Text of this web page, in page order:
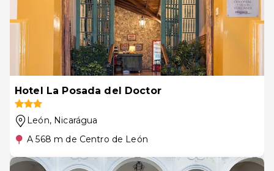
Hotel La Posada del Doctor
León, Nicarágua
A 568 m de Centro de León